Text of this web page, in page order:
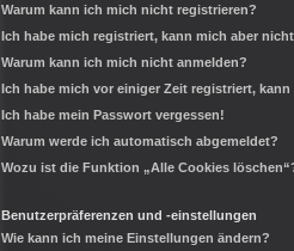
Warum kann ich mich nicht registrieren?
Ich habe mich registriert, kann mich aber
Warum kann ich mich nicht anmelden?
Ich habe mich vor einiger Zeit registriert,
Ich habe mein Passwort vergessen!
Warum werde ich automatisch abgemeldet?
Wozu ist die Funktion „Alle Cookies
Benutzerpräferenzen und -einstellungen
Wie kann ich meine Einstellungen ändern?